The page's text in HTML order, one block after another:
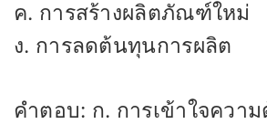
ค. การสร้างผลิตภัณฑ์ใหม่
ง. การลดต้นทุนการผลิต
คำตอบ: ก. การเข้าใจควา